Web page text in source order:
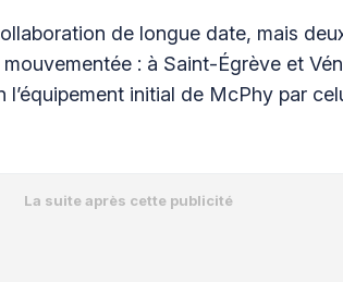
de longue date, mais
: à Saint-Égrève et
l’équipement initial de McPhy par